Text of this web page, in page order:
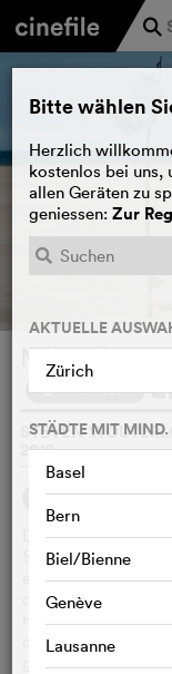
j
Mijn
FWATCHLIST
STEVEN
2019
SYNOPSIS
Der 10-jährige
Sommerferien auf
ersten Tag bricht
quirlige Tess
hat sich zum Ziel
der noch gar nicht
gerade lernen
Bitte wählen
Herzlich
kostenlos bei uns,
allen Geräten zu
geniessen: Zur
AKTUELLE
Zürich
STÄDTE MIT
Basel
Bern
Biel/Bienne
Genève
Lausanne